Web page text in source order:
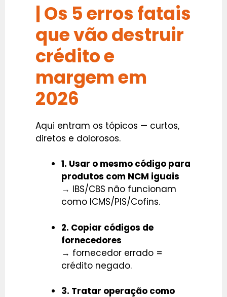
| Os 5 erros fatais
que vão destruir
crédito e
margem em
2026
Aqui entram os tópicos — curtos,
diretos e dolorosos.
1. Usar o mesmo código para
produtos com NCM iguais
→ IBS/CBS não funcionam
como ICMS/PIS/Cofins.
2. Copiar códigos de
fornecedores
→ fornecedor errado =
crédito negado.
3. Tratar operação como